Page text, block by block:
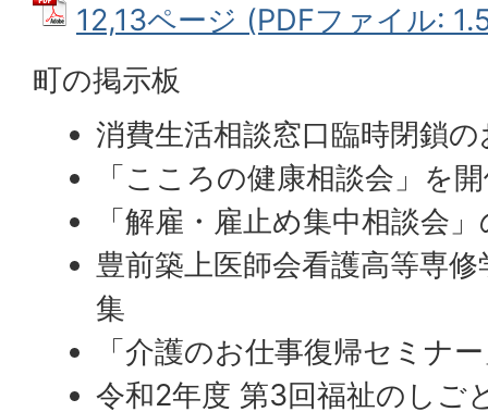
12,13ページ (PDFファイル:
町の掲示板
消費生活相談窓口臨時閉鎖
「こころの健康相談会」を
「解雇・雇止め集中相談会
豊前築上医師会看護高等専
集
「介護のお仕事復帰セミナ
令和2年度 第3回福祉のしご